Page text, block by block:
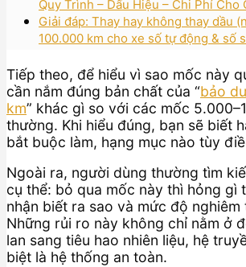
Quy Trình – Dấu Hiệu – Chi Phí Cho
Giải đáp: Thay hay không thay dầu
100.000 km cho xe số tự động & số
Tiếp theo, để hiểu vì sao mốc này
cần nắm đúng bản chất của “bảo
km” khác gì so với các mốc
thường. Khi hiểu đúng, bạn sẽ biết
bắt buộc làm, hạng mục nào tùy
Ngoài ra, người dùng thường tìm
cụ thể: bỏ qua mốc này thì hỏng gì
nhận biết ra sao và mức độ
Những rủi ro này không chỉ nằm ở
lan sang tiêu hao nhiên liệu, hệ
biệt là hệ thống an toàn.